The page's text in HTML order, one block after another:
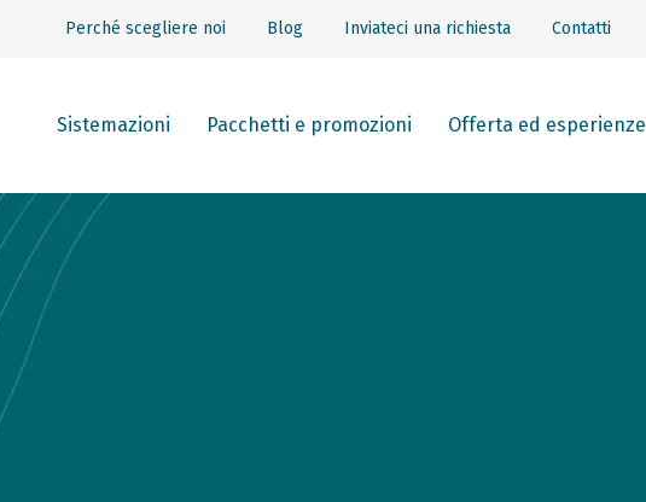
Perché scegliere noi Blog Inviateci una richiesta Contatti
Sistemazioni Pacchetti e promozioni Offerta ed esperienze